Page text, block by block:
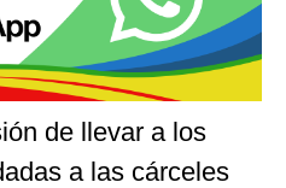
de llevar a los
a las cárceles